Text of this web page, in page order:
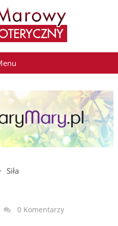
Siła
0 Komentarzy